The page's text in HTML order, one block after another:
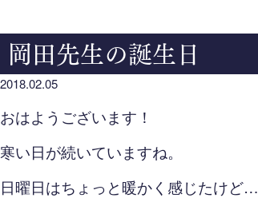
岡田先生の誕生日
2018.02.05
おはようございます！
寒い日が続いていますね。
日曜日はちょっと暖かく感じたけど…